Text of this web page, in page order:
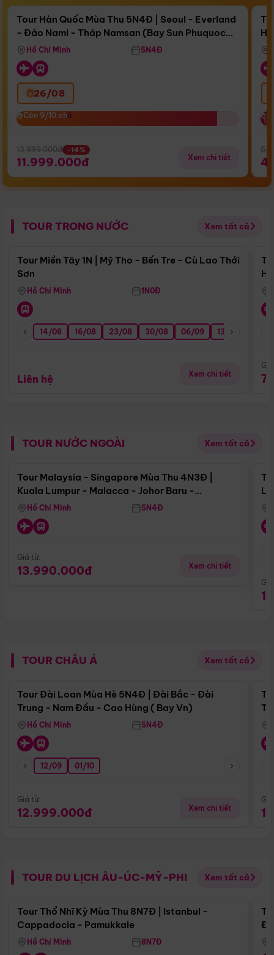
Còn17 ngày 06:31:33
Bay Sun Phuquoc Airways
Tour Hàn Quốc Mùa Thu 5N4Đ | Seoul - Everland
- Đảo Nami - Tháp Namsan (Bay Sun Phuquoc
Airways)
Hồ Chí Minh 5N4Đ
26/08
Còn 9/10 chỗ
Còn 9/10 chỗ
13.999.000đ -14%
11.999.000đ Xem chi tiết
TOUR TRONG NƯỚC Xem tất cả
Điểm nổi bật
Tour Miền Tây 1N | Mỹ Tho - Bến Tre - Cù Lao Thới
Sơn
Hồ Chí Minh 1N0Đ
14/08 16/08 23/08 30/08 06/09 13/09
Liên hệ Xem chi tiết
TOUR NƯỚC NGOÀI Xem tất cả
Điểm nổi bật
Tour Malaysia - Singapore Mùa Thu 4N3Đ |
Kuala Lumpur - Malacca - Johor Baru -
Singapore
Hồ Chí Minh 5N4Đ
Giá từ:
13.990.000đ Xem chi tiết
TOUR CHÂU Á Xem tất cả
Điểm nổi bật
Tour Đài Loan Mùa Hè 5N4Đ | Đài Bắc - Đài
Trung - Nam Đầu - Cao Hùng ( Bay Vn)
Hồ Chí Minh 5N4Đ
12/09 01/10
Giá từ:
12.999.000đ Xem chi tiết
TOUR DU LỊCH ÂU-ÚC-MỸ-PHI Xem tất cả
Điểm nổi bật
Tour Thổ Nhĩ Kỳ Mùa Thu 8N7Đ | Istanbul -
Cappadocia - Pamukkale
Hồ Chí Minh 8N7Đ